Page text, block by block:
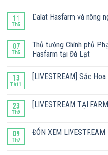
11
Th5
Dalat Hasfarm và nông
07
Th5
Thủ tướng Chính phủ
Hasfarm tại Đà Lạt
13
Th11
[LIVESTREAM] Sắc
23
Th9
[LIVESTREAM TẠI
09
Th7
ĐÓN XEM LIVESTREAM